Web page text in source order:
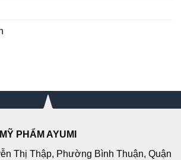
PHẨM AYUMI
Thị Thập, Phường Bình Thuận, Quận